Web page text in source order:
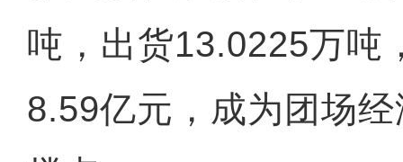
吨，出货13.0225万吨
8.59亿元，成为团场